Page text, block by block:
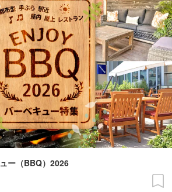
ー（BBQ）2026